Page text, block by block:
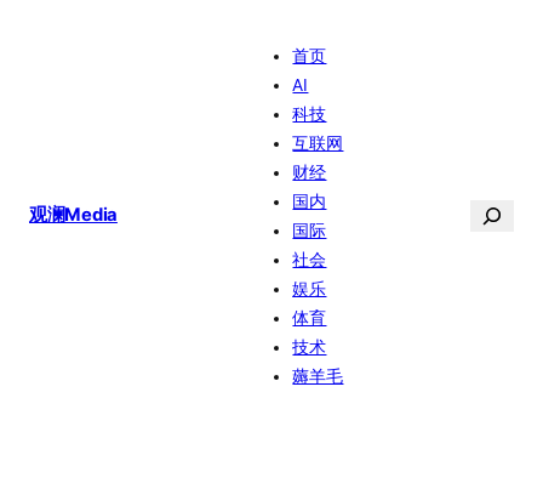
观澜Media
首页
AI
科技
互联网
财经
国内
国际
社会
娱乐
体育
技术
薅羊毛
搜